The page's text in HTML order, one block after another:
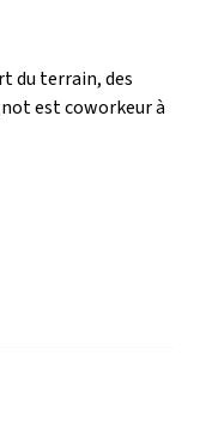
du terrain, des
est coworkeur à